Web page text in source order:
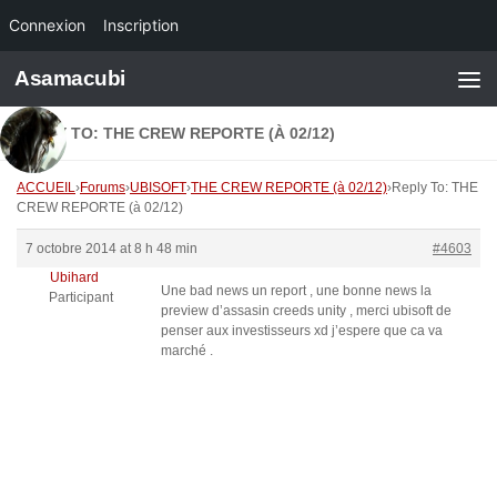
Connexion Inscription
Skip to content
Asamacubi
REPLY TO: THE CREW REPORTE (À 02/12)
ACCUEIL›Forums›UBISOFT›THE CREW REPORTE (à 02/12)›Reply To: THE
CREW REPORTE (à 02/12)
7 octobre 2014 at 8 h 48 min
#4603
Ubihard
Participant
Une bad news un report , une bonne news la
preview d’assasin creeds unity , merci ubisoft de
penser aux investisseurs xd j’espere que ca va
marché .